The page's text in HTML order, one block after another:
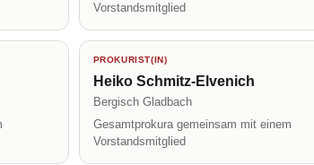
Vorstandsmitglied
PROKURIST(IN)
Heiko Schmitz-Elvenich
Bergisch Gladbach
Gesamtprokura gemeinsam mit einem
Vorstandsmitglied